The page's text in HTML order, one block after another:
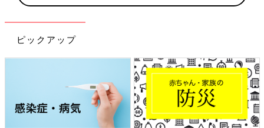
ピックアップ